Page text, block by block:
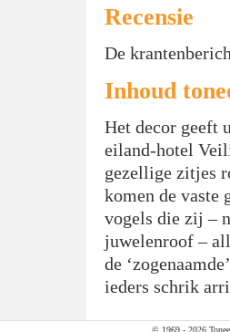
Recensie
De
Inhoud
Het decor geeft
eiland-hotel
gezellige zitjes
komen de vaste
vogels die zij –
juwelenroof –
de
ieders schrik
© 1969 - 2026